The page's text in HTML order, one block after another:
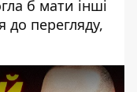
б мати інші
до перегляду,